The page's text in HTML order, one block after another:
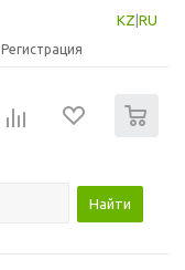
KZ RU
Регистрация
Найти